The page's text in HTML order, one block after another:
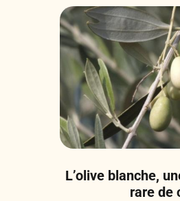
L’olive blanche,
rare de